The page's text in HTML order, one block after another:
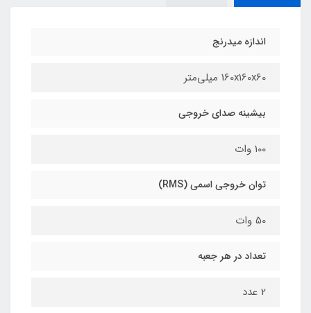
اندازه میدرنج
160x160x60 میلی‌متر
بیشینه صدای خروجی
100 وات
توان خروجی اسمی (RMS)
50 وات
تعداد در هر جعبه
2 عدد